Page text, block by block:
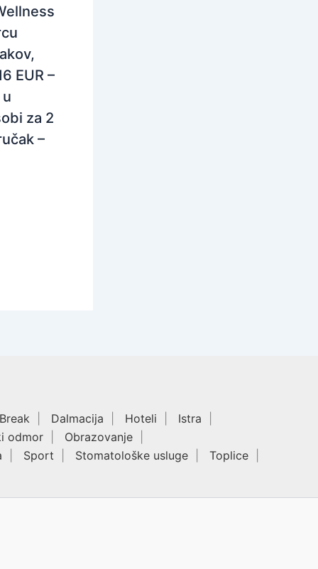
EUR –
za 2
–
Dalmacija Hoteli
Istra
odmor
Obrazovanje
Sport Stomatološke usluge
Toplice